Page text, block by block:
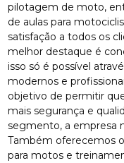
pilotagem de moto,
de aulas para
satisfação a todos os
melhor destaque é
isso só é possível
modernos e
objetivo de permitir
mais segurança e
segmento, a empresa
Também oferecemos
para motos e